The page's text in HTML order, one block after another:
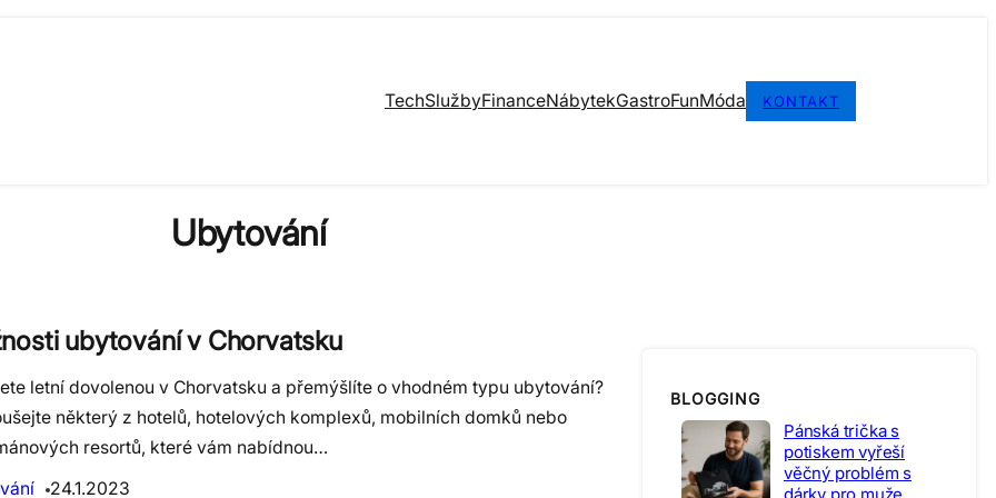
TechSlužbyFinanceNábytekGastroFunMóda KONTAKT
Ubytování
ubytování v Chorvatsku
letní dovolenou v Chorvatsku a přemýšlíte o vhodném typu ubytování?
některý z hotelů, hotelových komplexů, mobilních domků nebo
resortů, které vám nabídnou…
24.1.2023
BLOGGING
Pánská trička s
potiskem vyřeší
věčný problém s
dárky pro muže